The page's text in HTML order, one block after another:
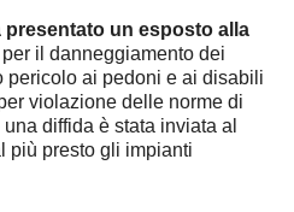
un esposto alla
per il danneggiamento dei
pericolo ai pedoni e ai disabili
violazione delle norme di
diffida è stata inviata al
più presto gli impianti